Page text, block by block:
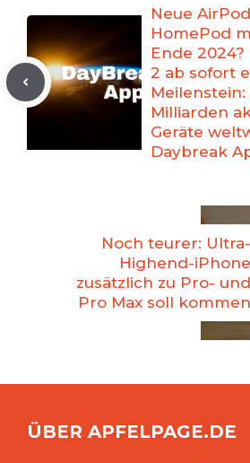
Neue
HomePod
Ende
2 ab sofort
Meilenstein:
Milliarden
Geräte
Daybreak
Noch teurer: Ultra-
Highend-iPhone
zusätzlich zu Pro- und
Pro Max soll kommen
ÜBER APFELPAGE.DE